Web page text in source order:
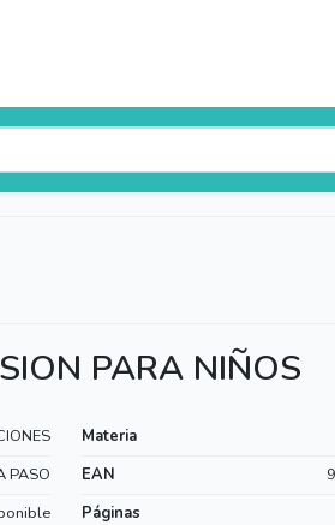
PARA NIÑOS
Materia
PASO EAN
Páginas